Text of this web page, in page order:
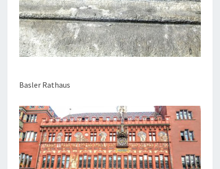
Basler Rathaus